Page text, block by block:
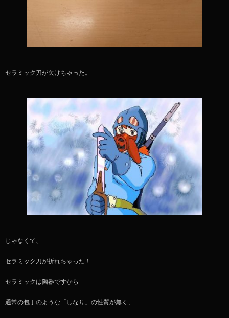
セラミック刀が欠けちゃった。
じゃなくて、
セラミック刀が折れちゃった！
セラミックは陶器ですから
通常の包丁のような「しなり」の性質が無く、